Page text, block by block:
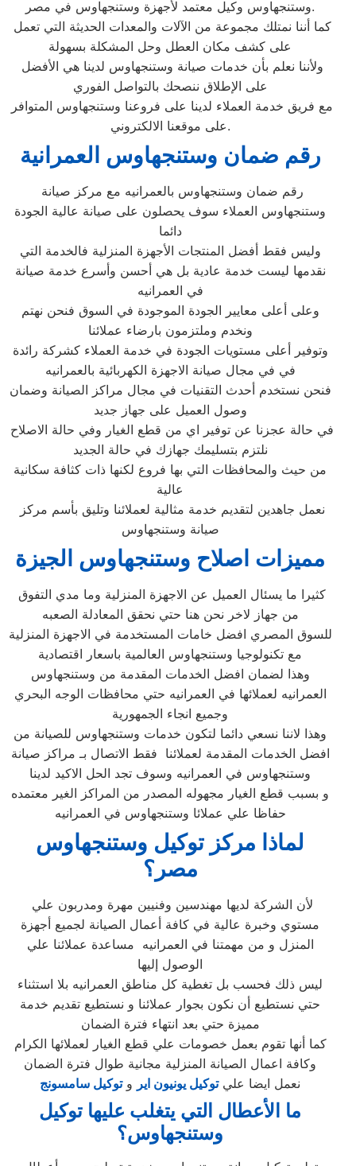
وستنجهاوس وكيل معتمد لأجهزة وستنجهاوس في مصر.
على كشف مكان العطل وحل المشكلة بسهولة
على الإطلاق ننصحك بالتواصل الفوري
على موقعنا الالكتروني.
رقم ضمان وستنجهاوس العمرانية
وستنجهاوس العملاء سوف يحصلون على صيانة عالية الجودة
دائما
وليس فقط أفضل المنتجات الأجهزة المنزلية فالخدمة التي
نقدمها ليست خدمة عادية بل هي أحسن وأسرع خدمة صيانة
في العمرانيه
وعلى أعلى معايير الجودة الموجودة في السوق فنحن نهتم
ونخدم وملتزمون بارضاء عملائنا
وتوفير أعلى مستويات الجودة في خدمة العملاء كشركة رائدة
في في مجال صيانة الاجهزة الكهربائية بالعمرانيه
فنحن نستخدم أحدث التقنيات في مجال مراكز الصيانة وضمان
وصول العميل على جهاز جديد
نلتزم بتسليمك جهازك في حالة الجديد
من حيث والمحافظات التي بها فروع لكنها ذات كثافة سكانية
عالية
صيانة وستنجهاوس
مميزات اصلاح وستنجهاوس الجيزة
من جهاز لاخر نحن هنا حتي نحقق المعادلة الصعبه
للسوق المصري افضل خامات المستخدمة في الاجهزة المنزلية
مع تكنولوجيا وستنجهاوس العالمية باسعار اقتصادية
وهذا لضمان افضل الخدمات المقدمة من وستنجهاوس
العمرانيه لعملائها في العمرانيه حتي محافظات الوجه البحري
وجميع انجاء الجمهورية
وهذا لاننا نسعي دائما لتكون خدمات وستنجهاوس للصيانة من
افضل الخدمات المقدمة لعملائنا فقط الاتصال بـ مراكز صيانة
وستنجهاوس في العمرانيه وسوف تجد الحل الاكيد لدينا
و بسبب قطع الغيار مجهوله المصدر من المراكز الغير معتمده
حفاظا علي عملائا وستنجهاوس في العمرانيه
لماذا مركز توكيل وستنجهاوس
مصر؟
مستوي وخبرة عالية في كافة أعمال الصيانة لجميع أجهزة
المنزل و من مهمتنا في العمرانيه مساعدة عملائنا علي
الوصول إليها
ليس ذلك فحسب بل تغطية كل مناطق العمرانيه بلا استثناء
حتي نستطيع أن نكون بجوار عملائنا و نستطيع تقديم خدمة
مميزة حتي بعد انتهاء فترة الضمان
كما أنها تقوم بعمل خصومات علي قطع الغيار لعملائها الكرام
وكافة اعمال الصيانة المنزلية مجانية طوال فترة الضمان
نعمل ايضا عليتوكيل يونيون اير وتوكيل سامسونج
ما الأعطال التي يتغلب عليها توكيل
وستنجهاوس؟